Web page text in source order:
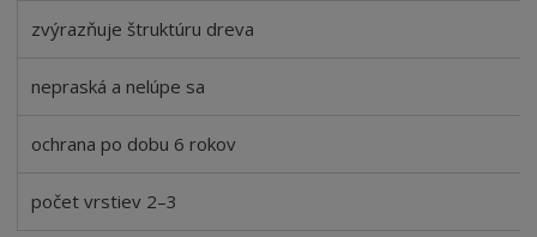
zvýrazňuje štruktúru dreva
nepraská a nelúpe sa
ochrana po dobu 6 rokov
počet vrstiev 2–3